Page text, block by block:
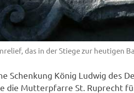
das in der Stiege zur heutigen
Schenkung König Ludwig des
die Mutterpfarre St. Ruprecht